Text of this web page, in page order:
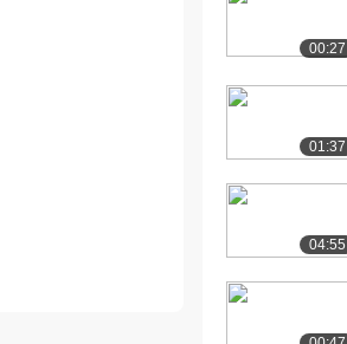
00:27
01:37
04:55